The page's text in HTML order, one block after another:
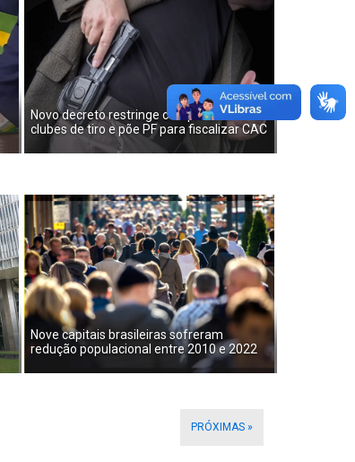
Novo decreto restringe compra de arma e
clubes de tiro e põe PF para fiscalizar CAC
Nove capitais brasileiras sofreram
redução populacional entre 2010 e 2022
PRÓXIMAS »